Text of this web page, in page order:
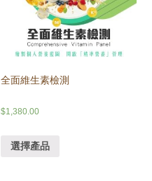
全面維生素檢測
$1,380.00
選擇產品